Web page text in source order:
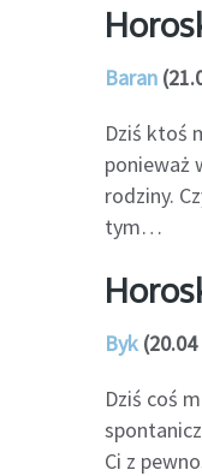
Baran
Dziś ktoś
ponieważ
rodziny.
tym…
Byk
Dziś coś
Ci z